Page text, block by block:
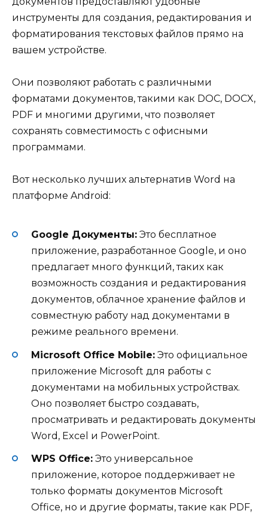
инструменты для создания, редактирования и
форматирования текстовых файлов прямо на
вашем устройстве.
Они позволяют работать с различными
форматами документов, такими как DOC, DOCX,
PDF и многими другими, что позволяет
сохранять совместимость с офисными
программами.
Вот несколько лучших альтернатив Word на
платформе Android:
Google Документы: Это бесплатное
приложение, разработанное Google, и оно
предлагает много функций, таких как
возможность создания и редактирования
документов, облачное хранение файлов и
совместную работу над документами в
режиме реального времени.
Microsoft Office Mobile: Это официальное
приложение Microsoft для работы с
документами на мобильных устройствах.
Оно позволяет быстро создавать,
просматривать и редактировать документы
Word, Excel и PowerPoint.
WPS Office: Это универсальное
приложение, которое поддерживает не
только форматы документов Microsoft
Office, но и другие форматы, такие как PDF,